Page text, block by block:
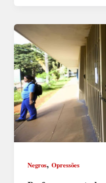
Negros, Opressões